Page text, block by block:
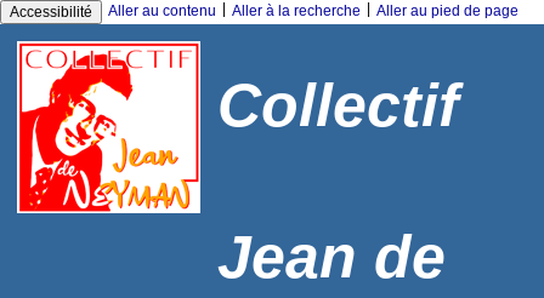
Accessibilité Aller au contenu Aller à la recherche Aller au pied de page
Collectif
Jean de